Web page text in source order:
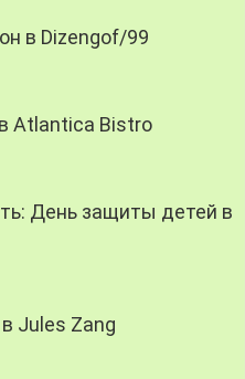
в Dizengof/99
Atlantica Bistro
День защиты детей в
Jules Zang